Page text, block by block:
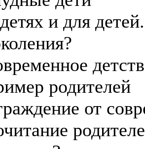
и для
родителей
от